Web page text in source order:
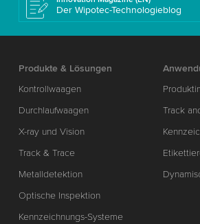
Der Wipotec-Technologieblog
Produkte & Lösungen
Kontrollwaagen
Durchlaufwaagen
X-ray und Vision
Track & Trace
Metalldetektion
Optische Inspektion
Kennzeichnungs-Systeme
Track